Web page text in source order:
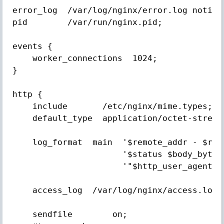
error_log  /var/log/nginx/error.log
pid        /var/run/nginx.pid;
events {
    worker_connections  1024;
}
http {
    include       /etc/nginx/mime.types;
default_type  application/octet-
log_format  main  '$remote_addr -
'$status
'"$http_user_agent"
access_log  /var/log/nginx/access.log
    sendfile        on;